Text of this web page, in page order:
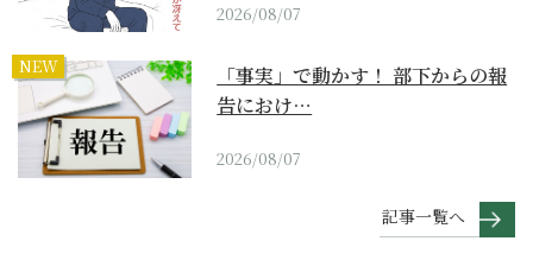
2026/08/07
NEW
「事実」で動かす！ 部下からの報
告におけ…
2026/08/07
記事一覧へ